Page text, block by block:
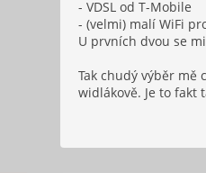
- VDSL od T-Mobile
- (velmi) malí WiFi
U prvních dvou se
Tak chudý výběr mě
widlákově. Je to fakt